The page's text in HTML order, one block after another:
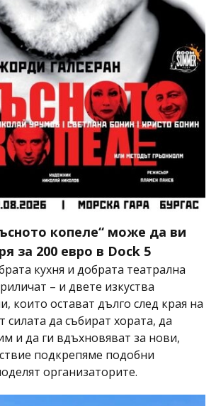
копеле“ може да ви
за 200 евро в Dock 5
кухня и добрата театрална
– и двете изкуства
които остават дълго след края на
силата да събират хората, да
и да ги вдъхновяват за нови,
подкрепяме подобни
организаторите.